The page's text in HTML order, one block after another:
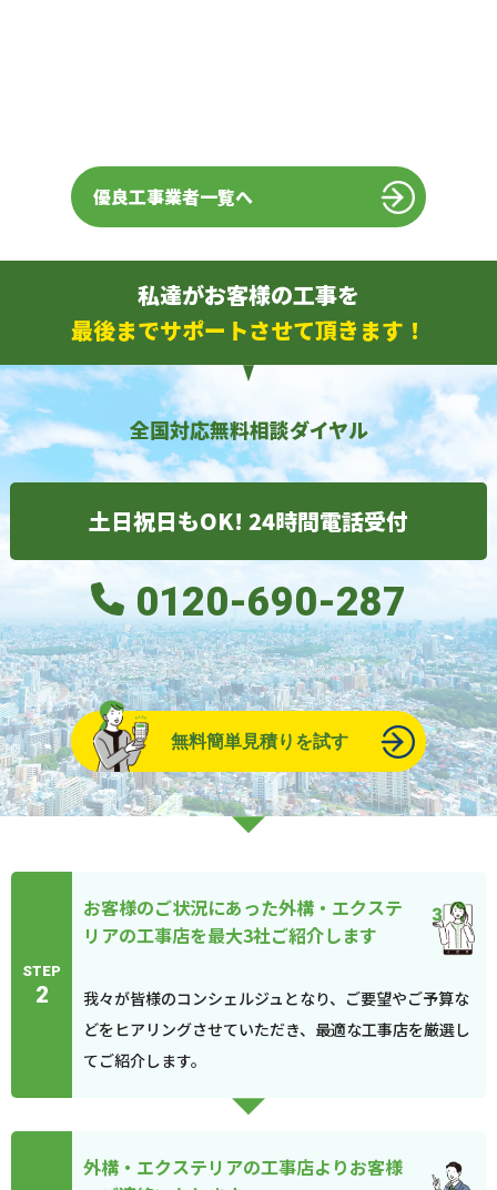
優良工事業者一覧へ
私達がお客様の工事を
最後までサポートさせて頂きます！
全国対応無料相談ダイヤル
土日祝日もOK! 24時間電話受付
0120-690-287
無料簡単見積りを試す
STEP
2
お客様のご状況にあった外構・エクステ
リアの工事店を最大3社ご紹介します
我々が皆様のコンシェルジュとなり、ご要望やご予算な
どをヒアリングさせていただき、最適な工事店を厳選し
てご紹介します。
外構・エクステリアの工事店よりお客様